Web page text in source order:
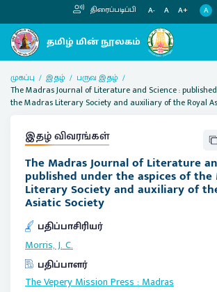
திரைப்படிப்பி A- A A+ A
முகப்பு இதழ்
பருவ இதழ்
The Madras Journal of Literature and Science :
the Madras Literary Society and auxiliary of the Royal
இதழ் விவரங்கள்
The Madras Journal of Literature
published under the aspices of the
Literary Society and auxiliary of
Asiatic Society
பதிப்பாசிரியர்
Morris, J. C.
பதிப்பாளர்
The Vepery Mission Press:Madras